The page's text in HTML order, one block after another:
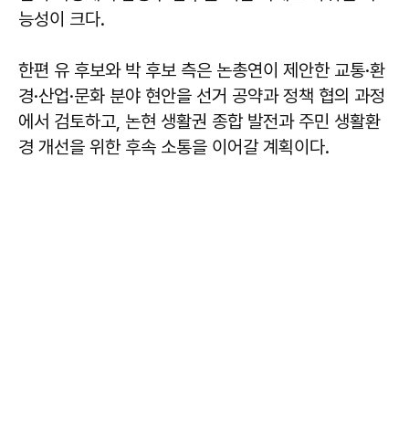
능성이 크다.
한편 유 후보와 박 후보 측은 논총연이 제안한 교통·환
경·산업·문화 분야 현안을 선거 공약과 정책 협의 과정
에서 검토하고, 논현 생활권 종합 발전과 주민 생활환
경 개선을 위한 후속 소통을 이어갈 계획이다.